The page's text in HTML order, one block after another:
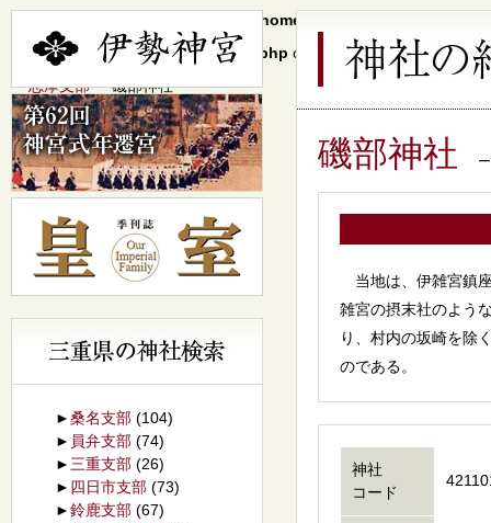
/home/xs046278/mie-
content/themes/jinja2022/header.php on line
64
–志摩支部– 磯部神社
磯部神社
当地は、伊雑宮鎮
雑宮の摂末社のよう
り、村内の坂崎を除
のである。
神社
コード
►桑名支部 (104)
► 員弁支部 (74)
► 三重支部 (26)
► 四日市支部 (73)
►鈴鹿支部 (67)